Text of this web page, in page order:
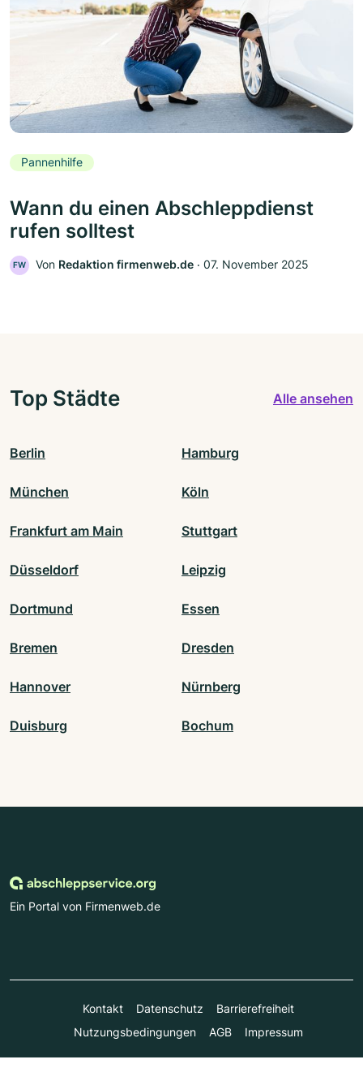
Pannenhilfe
Wann du einen Abschleppdienst
rufen solltest
FW Von Redaktion firmenweb.de ‧ 07. November 2025
Top Städte Alle ansehen
Berlin Hamburg
München Köln
Frankfurt am Main Stuttgart
Düsseldorf Leipzig
Dortmund Essen
Bremen Dresden
Hannover Nürnberg
Duisburg Bochum
Ein Portal von Firmenweb.de
Kontakt Datenschutz
Barrierefreiheit
Nutzungsbedingungen
AGB Impressum